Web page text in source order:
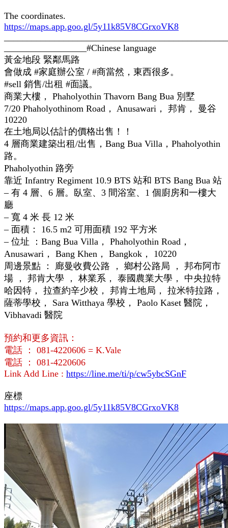
The coordinates.
https://maps.app.goo.gl/5y11k85V8CGrxoVK8
__________________#Chinese language
黃金地段 緊鄰馬路
會做成 #家庭辦公室 / #商當然，東西很多。
#sell 銷售/出租 #面議。
商業大樓， Phaholyothin Thavorn Bang Bua 別墅
7/20 Phaholyothinom Road， Anusawari， 邦肯， 曼谷
10220
在土地局以估計的價格出售！！
4 層商業建築出租/出售，Bang Bua Villa，Phaholyothin
路。
Phaholyothin 路旁
靠近 Infantry Regiment 10.9 BTS 站和 BTS Bang Bua 站
– 有 4 層、6 層。臥室、3 間浴室、1 個廚房和一樓大
廳
– 寬 4 米 長 12 米
– 面積： 16.5 m2 可用面積 192 平方米
– 位址 ：Bang Bua Villa， Phaholyothin Road，
Anusawari， Bang Khen， Bangkok， 10220
周邊景點 ： 廊曼收費公路 ， 鄉村公路局 ， 邦布阿市
場 ， 邦肯大學 ， 林業系， 泰國農業大學， 中央拉特
哈因特， 拉查約辛少校， 邦肯土地局， 拉米特拉路，
薩蒂學校， Sara Witthaya 學校， Paolo Kaset 醫院，
Vibhavadi 醫院
預約和更多資訊：
電話 ： 081-4220606 = K.Vale
電話 ： 081-4220606
Link Add Line : https://line.me/ti/p/cw5ybcSGnF
座標
https://maps.app.goo.gl/5y11k85V8CGrxoVK8